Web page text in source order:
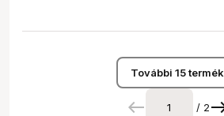
További 15 termék
/ 2